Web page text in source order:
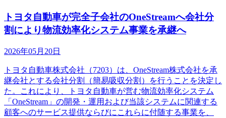
トヨタ自動車が完全子会社のOneStreamへ会社分
割により物流効率化システム事業を承継へ
2026年05月20日
トヨタ自動車株式会社（7203）は、OneStream株式会社を承
継会社とする会社分割（簡易吸収分割）を行うことを決定し
た。これにより、トヨタ自動車が営む物流効率化システム
「OneStream」の開発・運用および当該システムに関連する
顧客へのサービス提供ならびにこれらに付随する事業を、